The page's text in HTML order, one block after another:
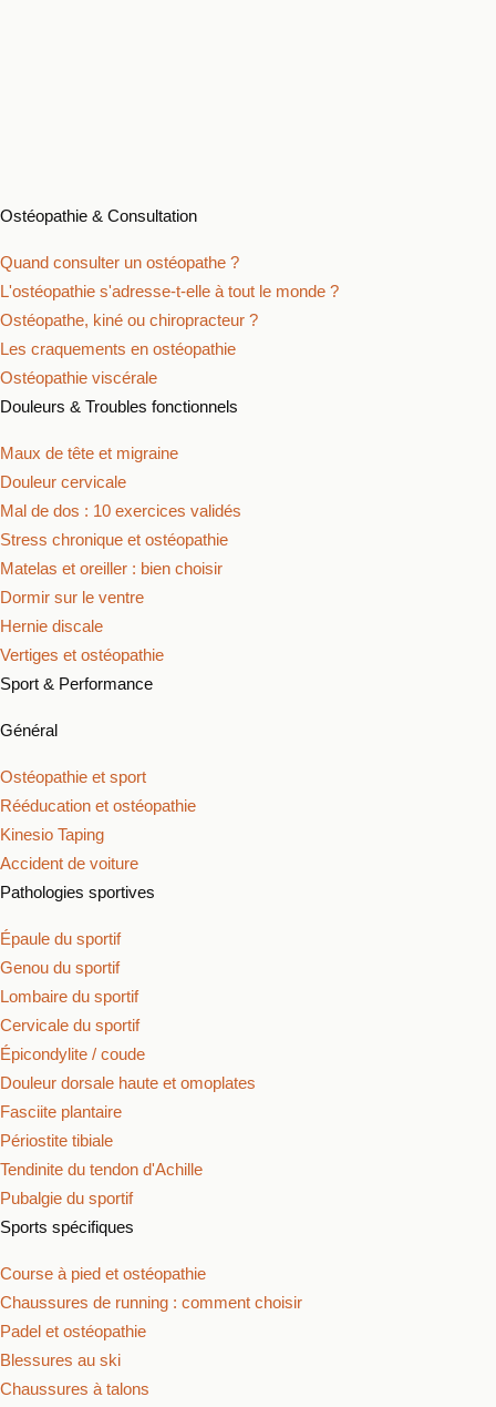
Ostéopathie & Consultation
Quand consulter un ostéopathe ?
L'ostéopathie s'adresse-t-elle à tout le monde ?
Ostéopathe, kiné ou chiropracteur ?
Les craquements en ostéopathie
Ostéopathie viscérale
Douleurs & Troubles fonctionnels
Maux de tête et migraine
Douleur cervicale
Mal de dos : 10 exercices validés
Stress chronique et ostéopathie
Matelas et oreiller : bien choisir
Dormir sur le ventre
Hernie discale
Vertiges et ostéopathie
Sport & Performance
Général
Ostéopathie et sport
Rééducation et ostéopathie
Kinesio Taping
Accident de voiture
Pathologies sportives
Épaule du sportif
Genou du sportif
Lombaire du sportif
Cervicale du sportif
Épicondylite / coude
Douleur dorsale haute et omoplates
Fasciite plantaire
Périostite tibiale
Tendinite du tendon d'Achille
Pubalgie du sportif
Sports spécifiques
Course à pied et ostéopathie
Chaussures de running : comment choisir
Padel et ostéopathie
Blessures au ski
Chaussures à talons